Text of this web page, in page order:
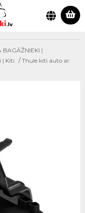
BAGĀŽNIEKI |
| Kiti /Thule kiti auto ar